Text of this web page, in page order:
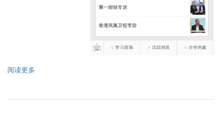
阅读更多
夫